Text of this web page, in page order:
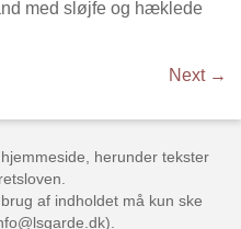
med sløjfe og hæklede
Next →
herunder tekster
af indholdet må kun ske